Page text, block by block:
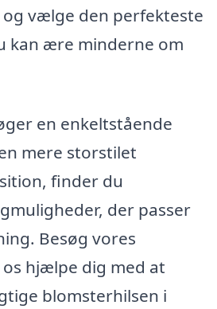
vælge den perfekteste
kan ære minderne om
en enkeltstående
mere storstilet
finder du
der passer
Besøg vores
hjælpe dig med at
blomsterhilsen i